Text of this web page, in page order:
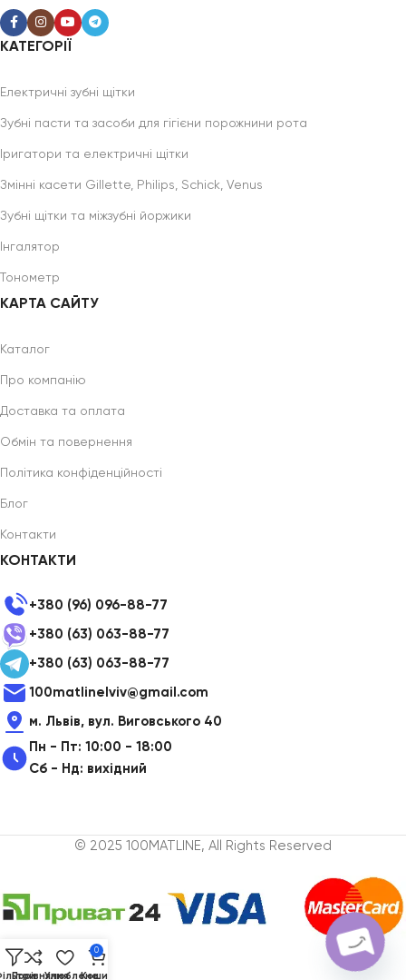
КАТЕГОРІЇ
Електричні зубні щітки
Зубні пасти та засоби для гігієни порожнини рота
Іригатори та електричні щітки
Змінні касети Gillette, Philips, Schick, Venus
Зубні щітки та міжзубні йоржики
Інгалятор
Тонометр
КАРТА САЙТУ
Каталог
Про компанію
Доставка та оплата
Обмін та повернення
Політика конфіденційності
Блог
Контакти
КОНТАКТИ
+380 (96) 096-88-77
+380 (63) 063-88-77
+380 (63) 063-88-77
100matlinelviv@gmail.com
м. Львів, вул. Виговського 40
Пн - Пт: 10:00 - 18:00
Сб - Нд: вихідний
© 2025 100MATLINE, All Rights Reserved
ПорівнянняУлюблене
0
Кошик